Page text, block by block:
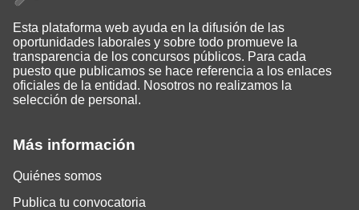
Más información
Quiénes somos
Publica tu convocatoria
Esta plataforma web ayuda en la difusión de las
oportunidades laborales y sobre todo promueve la
transparencia de los concursos públicos. Para cada
puesto que publicamos se hace referencia a los enlaces
oficiales de la entidad. Nosotros no realizamos la
selección de personal.